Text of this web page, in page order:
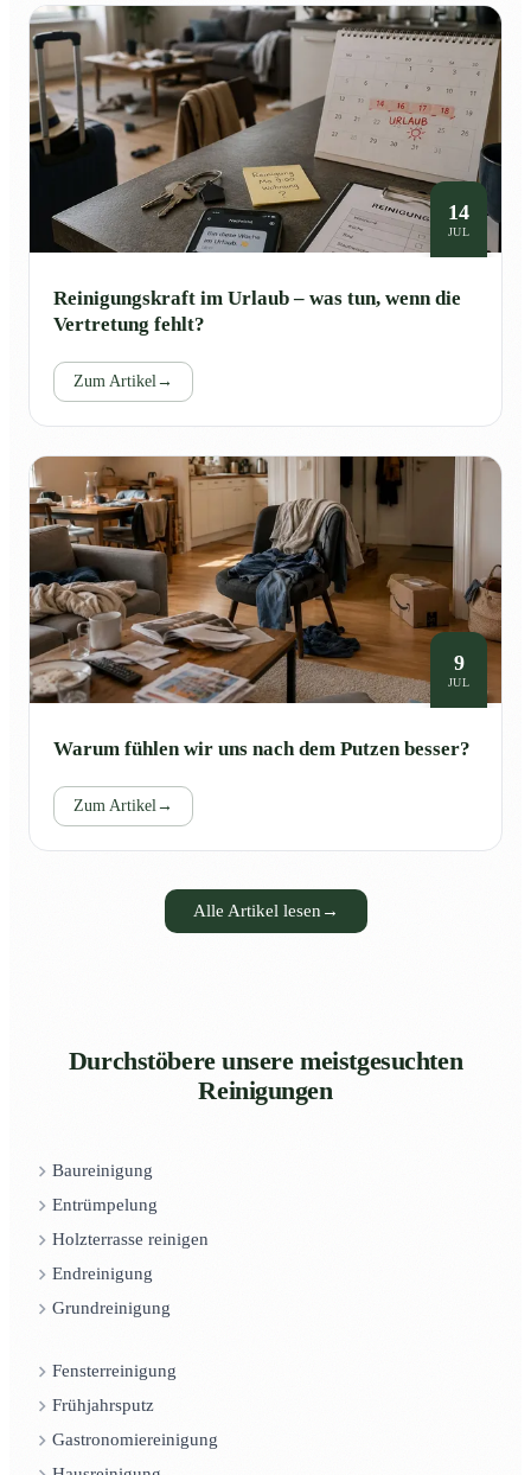
14
JUL
Reinigungskraft im Urlaub – was tun, wenn die
Vertretung fehlt?
Zum Artikel→
9
JUL
Warum fühlen wir uns nach dem Putzen besser?
Zum Artikel→
Alle Artikel lesen →
Durchstöbere unsere meistgesuchten
Reinigungen
Baureinigung
Entrümpelung
Holzterrasse reinigen
Endreinigung
Grundreinigung
Fensterreinigung
Frühjahrsputz
Gastronomiereinigung